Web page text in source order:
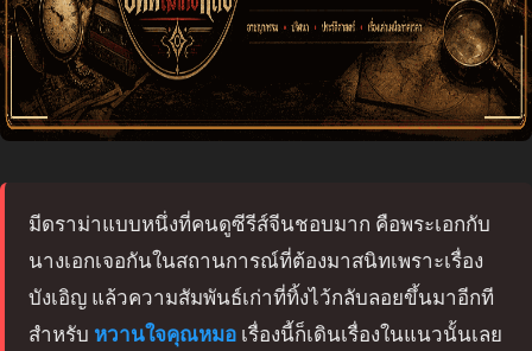
มีดราม่าแบบหนึ่งที่คนดูซีรีส์จีนชอบมาก คือพระเอกกับ
นางเอกเจอกันในสถานการณ์ที่ต้องมาสนิทเพราะเรื่อง
บังเอิญ แล้วความสัมพันธ์เก่าที่ทิ้งไว้กลับลอยขึ้นมาอีกที
สำหรับ หวานใจคุณหมอ เรื่องนี้ก็เดินเรื่องในแนวนั้นเลย